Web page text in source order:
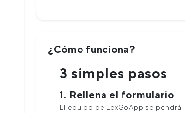
¿Cómo funciona?
3 simples pasos
1. Rellena el formulario
El equipo de LexGoApp se pondrá